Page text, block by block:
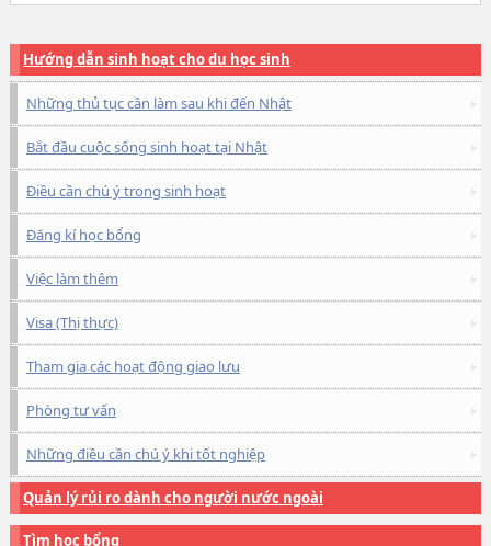
Hướng dẫn sinh hoạt cho du học sinh
Những thủ tục cần làm sau khi đến Nhật
Bắt đầu cuộc sống sinh hoạt tại Nhật
Điều cần chú ý trong sinh hoạt
Đăng kí học bổng
Việc làm thêm
Visa (Thị thực)
Tham gia các hoạt động giao lưu
Phòng tư vấn
Những điều cần chú ý khi tốt nghiệp
Quản lý rủi ro dành cho người nước ngoài
Tìm học bổng